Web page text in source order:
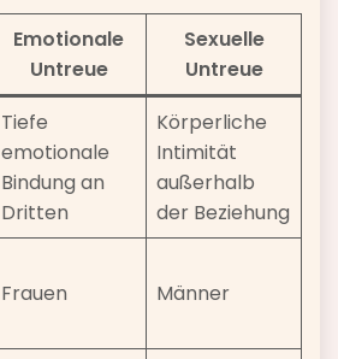
Emotionale
Untreue
Sexuelle
Untreue
Tiefe
emotionale
Bindung an
Dritten
Körperliche
Intimität
außerhalb
der Beziehung
Frauen Männer